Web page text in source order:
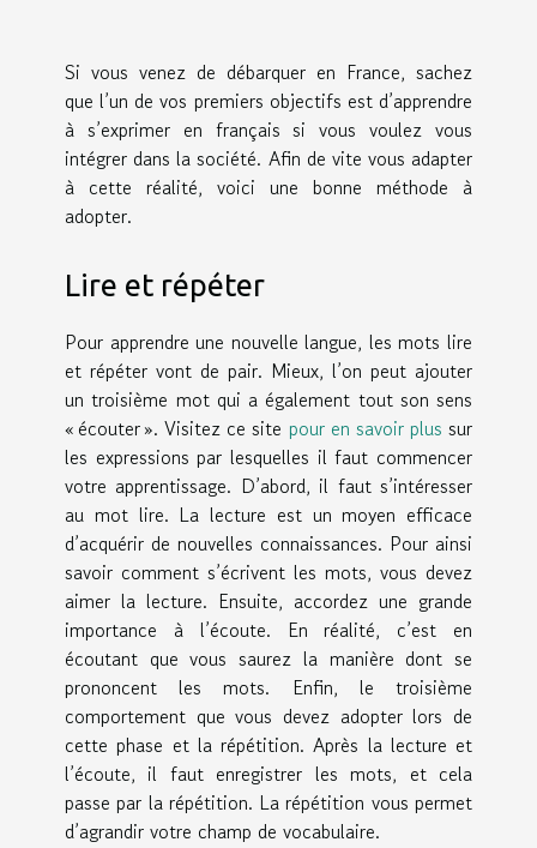
Si vous venez de débarquer en France, sachez
que l’un de vos premiers objectifs est d’apprendre
à s’exprimer en français si vous voulez vous
intégrer dans la société. Afin de vite vous adapter
à cette réalité, voici une bonne méthode à
adopter.
Lire et répéter
Pour apprendre une nouvelle langue, les mots lire
et répéter vont de pair. Mieux, l’on peut ajouter
un troisième mot qui a également tout son sens
« écouter ». Visitez ce site pour en savoir plus sur
les expressions par lesquelles il faut commencer
votre apprentissage. D’abord, il faut s’intéresser
au mot lire. La lecture est un moyen efficace
d’acquérir de nouvelles connaissances. Pour ainsi
savoir comment s’écrivent les mots, vous devez
aimer la lecture. Ensuite, accordez une grande
importance à l’écoute. En réalité, c’est en
écoutant que vous saurez la manière dont se
prononcent les mots. Enfin, le troisième
comportement que vous devez adopter lors de
cette phase et la répétition. Après la lecture et
l’écoute, il faut enregistrer les mots, et cela
passe par la répétition. La répétition vous permet
d’agrandir votre champ de vocabulaire.